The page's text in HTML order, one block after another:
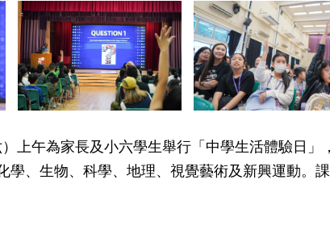
上午為家長及小六學生舉行「中學生活體驗日
學、生物、科學、地理、視覺藝術及新興運動。